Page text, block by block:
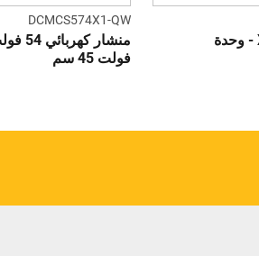
منشار قطبي 18 فولت XR - وحدة
DCMCS574X1-QW
فولت 45 سم